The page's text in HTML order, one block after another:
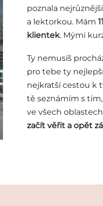
poznala
a lektorkou. Mám
klientek. Mými
Ty nemusíš
pro tebe ty
nejkratší cestou k
tě seznámím s
ve všech
začít věřit a opět